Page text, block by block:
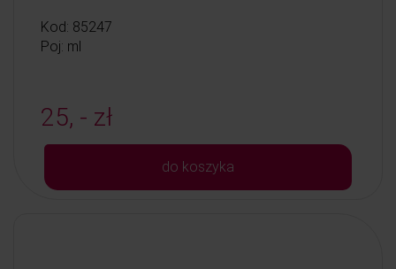
Kod: 85247
Poj: ml
25, - zł
do koszyka